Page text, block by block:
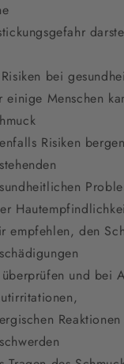
bei
einige Menschen
Risiken
empfehlen, den
und bei